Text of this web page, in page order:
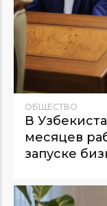
ОБЩЕСТВО
В
месяцев
запуске